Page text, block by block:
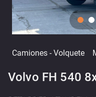
Camiones - Volquete
Volvo FH 540